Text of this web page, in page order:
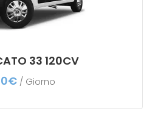
33 120CV
€ / Giorno